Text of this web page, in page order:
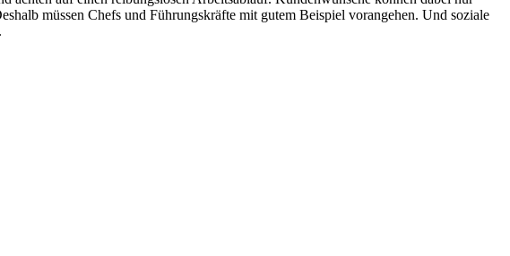
müssen Chefs und Führungskräfte mit gutem Beispiel vorangehen. Und soziale